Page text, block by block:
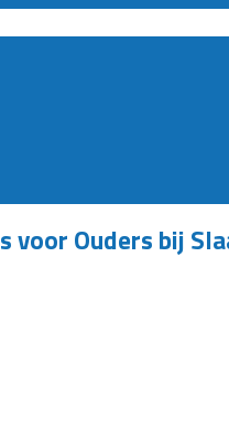
Ouders bij